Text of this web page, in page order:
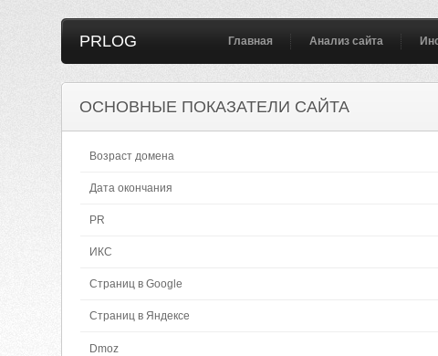
PRLOG Главная Анализ сайта
ОСНОВНЫЕ ПОКАЗАТЕЛИ САЙТА
Возраст домена
Дата окончания
PR
ИКС
Страниц в Google
Страниц в Яндексе
Dmoz